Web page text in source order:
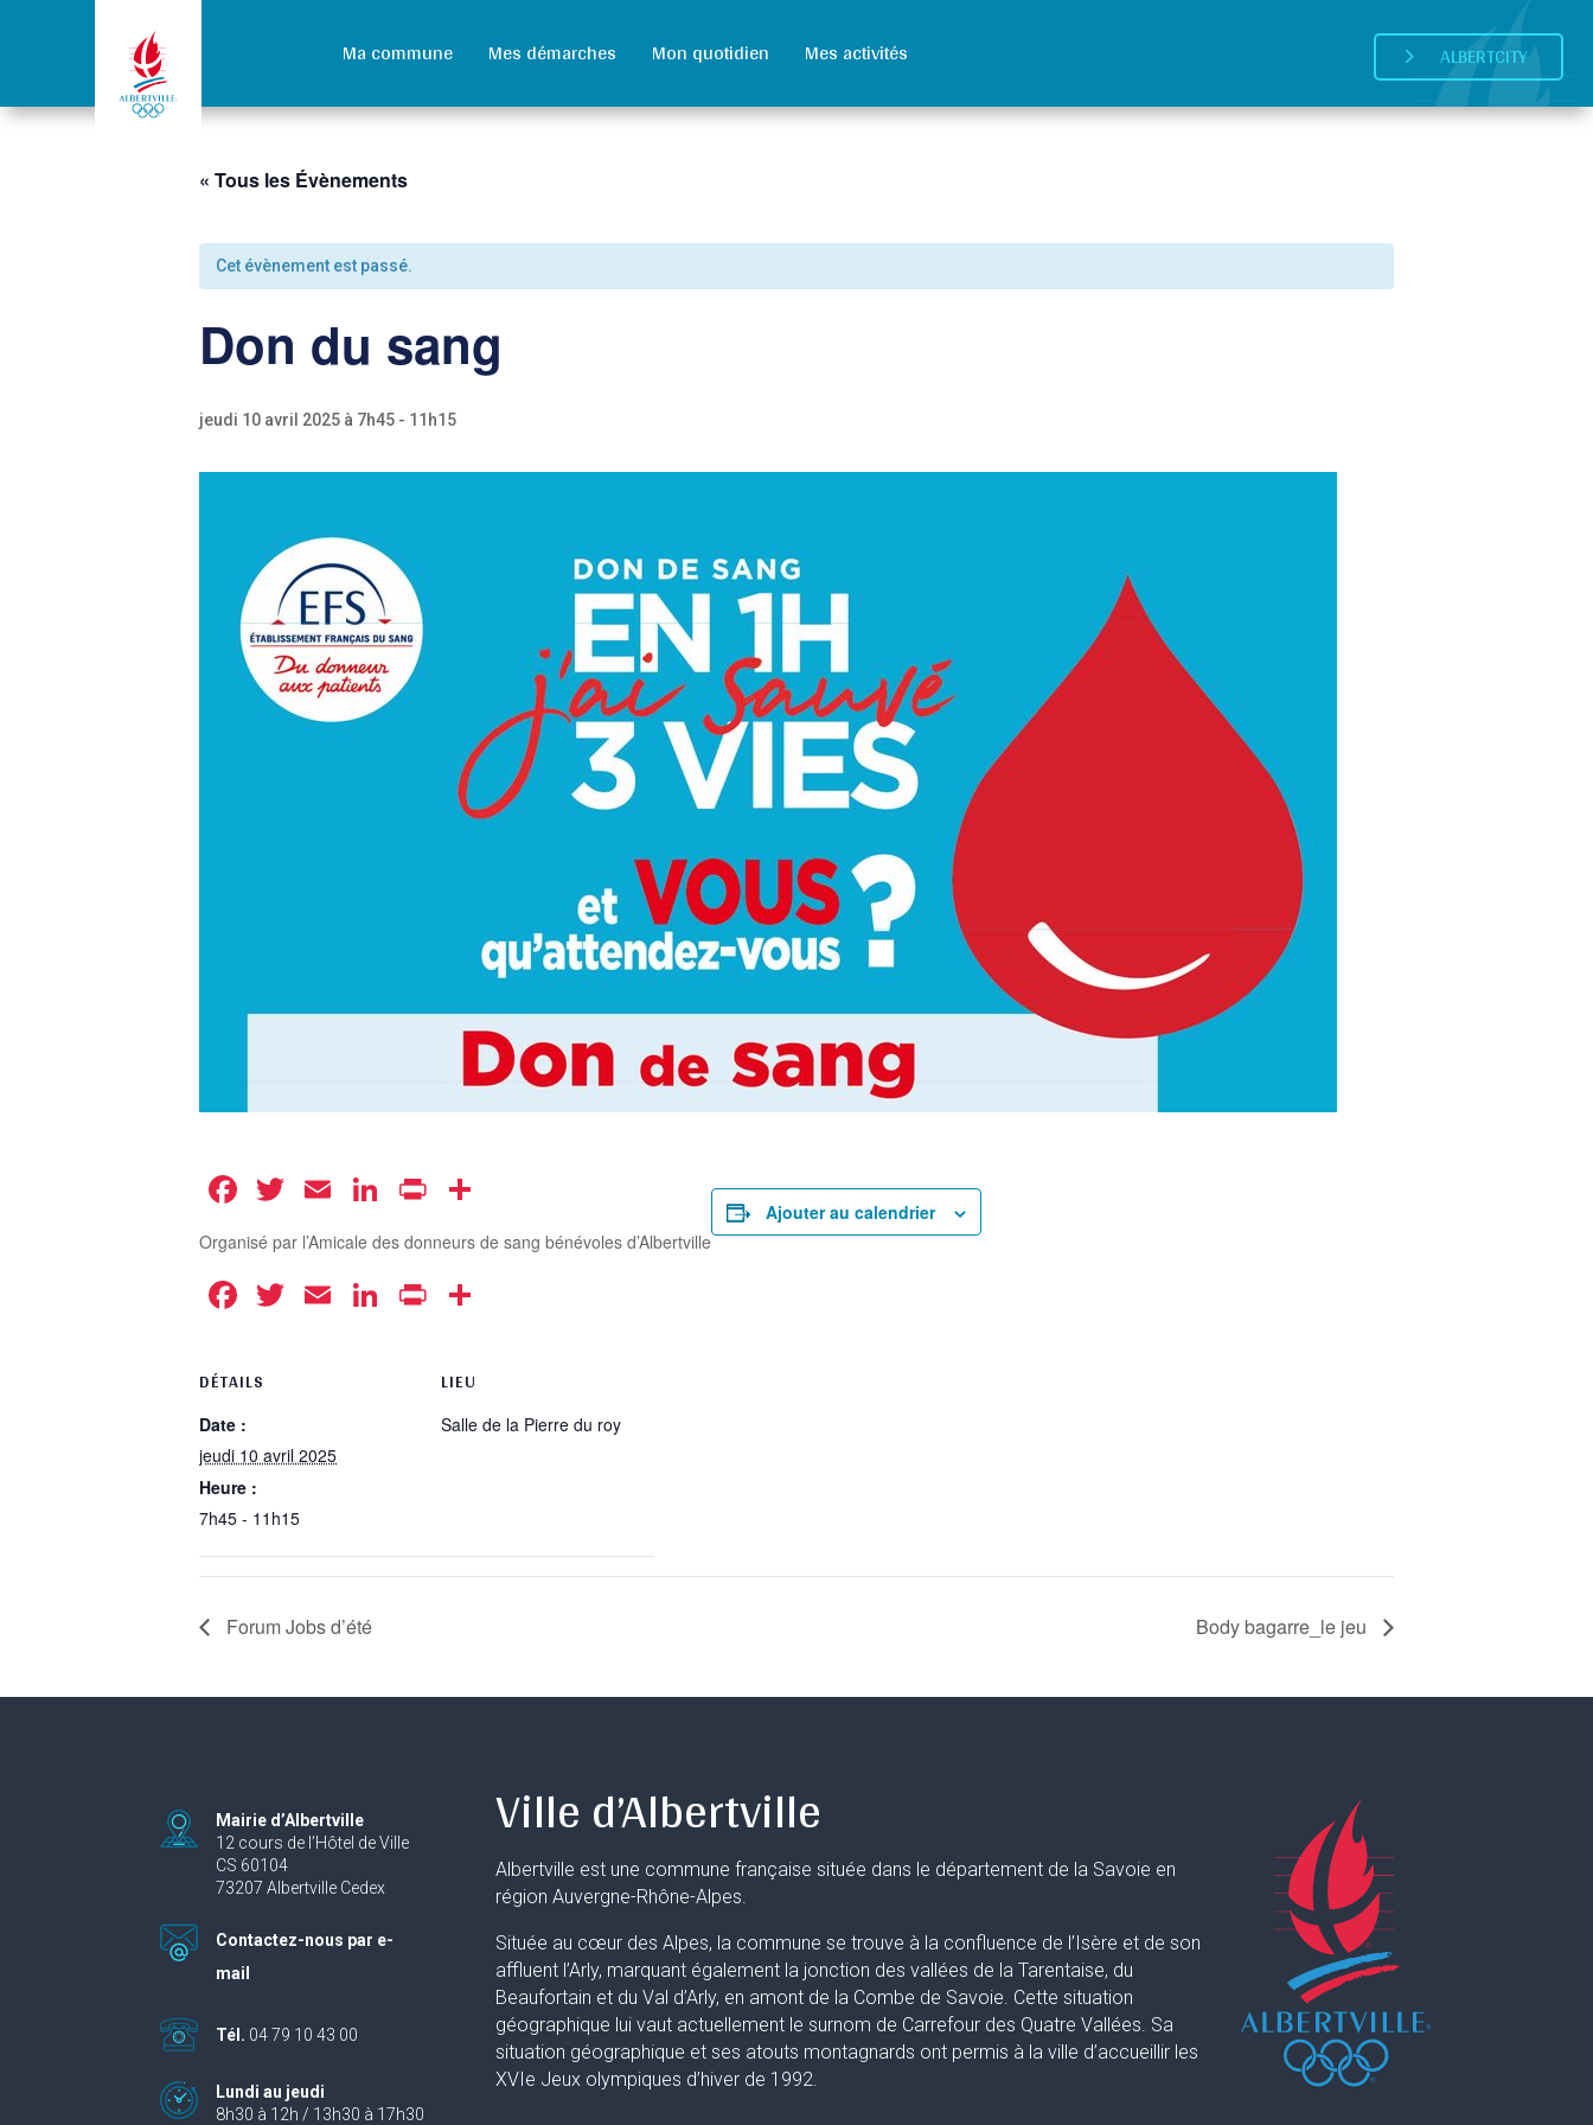
Ma commune Mes démarches Mon quotidien Mes activités 5 ALBERTCITY
« Tous les Évènements
Cet évènement est passé.
Don du sang
jeudi 10 avril 2025 à 7h45 - 11h15
Facebook
Twitter
EmailLinkedIn
Print
Organisé par l’Amicale des donneurs de sang bénévoles d’Albertville
Facebook
Twitter
EmailLinkedIn
Print
Ajouter au calendrier
DÉTAILS
Date :
jeudi 10 avril 2025
Heure :
7h45 - 11h15
LIEU
Salle de la Pierre du roy
Forum Jobs d’été Body bagarre_le jeu
Mairie d’Albertville
12 cours de l’Hôtel de Ville
CS 60104
73207 Albertville Cedex
Contactez-nous par e-
mail
Tél. 04 79 10 43 00
Lundi au jeudi
8h30 à 12h / 13h30 à 17h30
Ville d’Albertville
Albertville est une commune française située dans le département de la Savoie en
région Auvergne-Rhône-Alpes.
Située au cœur des Alpes, la commune se trouve à la confluence de l’Isère et de son
affluent l’Arly, marquant également la jonction des vallées de la Tarentaise, du
Beaufortain et du Val d’Arly, en amont de la Combe de Savoie. Cette situation
géographique lui vaut actuellement le surnom de Carrefour des Quatre Vallées. Sa
situation géographique et ses atouts montagnards ont permis à la ville d’accueillir les
XVIe Jeux olympiques d’hiver de 1992.